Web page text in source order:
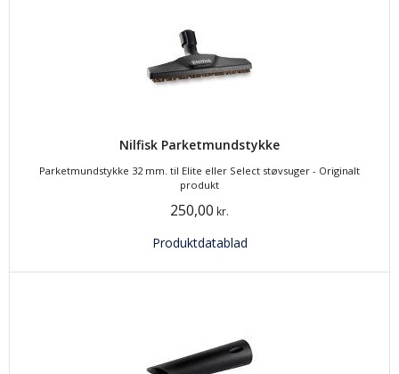
Nilfisk Parketmundstykke
Parketmundstykke 32 mm. til Elite eller Select støvsuger - Originalt
produkt
250,00 kr.
Produktdatablad